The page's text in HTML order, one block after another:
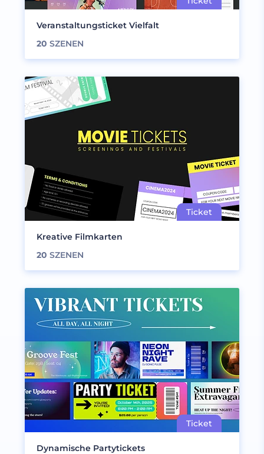
Veranstaltungsticket Vielfalt
20 SZENEN
Kreative Filmkarten
20 SZENEN
Dynamische Partytickets